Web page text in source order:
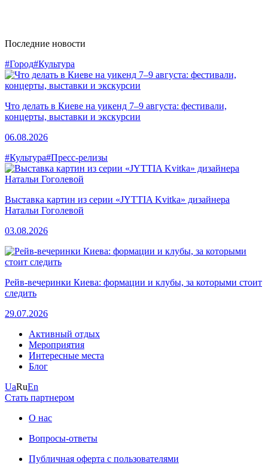
Последние новости
#Город#Культура
Что делать в Киеве на уикенд 7–9 августа: фестивали,
концерты, выставки и экскурсии
06.08.2026
#Культура#Пресс-релизы
Выставка картин из серии «JYTTIA Kvitka» дизайнера
Натальи Гоголевой
03.08.2026
Рейв-вечеринки Киева: формации и клубы, за которыми стоит
следить
29.07.2026
Активный отдых
Мероприятия
Интересные места
Блог
UaRuEn
Стать партнером
О нас
Вопросы-ответы
Публичная оферта с пользователями